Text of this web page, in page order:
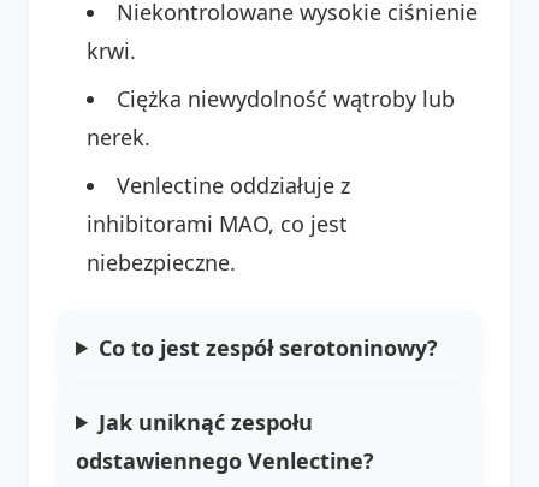
Niekontrolowane wysokie ciśnienie
krwi.
Ciężka niewydolność wątroby lub
nerek.
Venlectine oddziałuje z
inhibitorami MAO, co jest
niebezpieczne.
Co to jest zespół serotoninowy?
Jak uniknąć zespołu
odstawiennego Venlectine?